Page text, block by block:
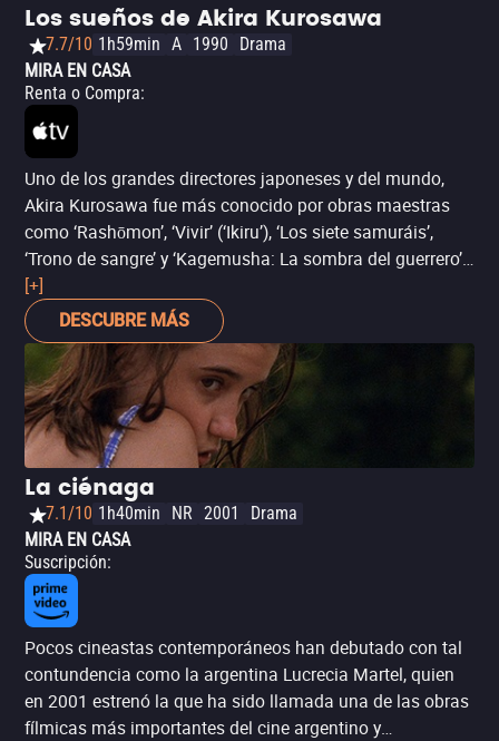
Los sueños de Akira Kurosawa
7.7/10 1h59min A 1990
Drama
MIRA EN CASA
Renta o Compra:
Uno de los grandes directores japoneses y del mundo,
Akira Kurosawa fue más conocido por obras maestras
como ‘Rashōmon’, ‘Vivir’ (‘Ikiru’), ‘Los siete samuráis’,
‘Trono de sangre’ y ‘Kagemusha: La sombra del guerrero’.
Sin embargo, ninguna de estas películas clásicas está
disponible en plataformas de streaming en México.
Como sustituto te recomendamos ‘Los sueños de Akira
Kurosawa’ una antología de mágicas historias
inspiradas, literalmente, en los sueños del director, una
cadena de ensoñaciones que tratan de la espiritualidad,
la muerte y la naturaleza de una forma visualmente tan
alucinante como personal.
[+]
DESCUBRE MÁS
La ciénaga
7.1/10 1h40min NR 2001
Drama
MIRA EN CASA
Suscripción:
Pocos cineastas contemporáneos han debutado con tal
contundencia como la argentina Lucrecia Martel, quien
en 2001 estrenó la que ha sido llamada una de las obras
fílmicas más importantes del cine argentino y